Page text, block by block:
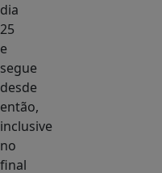
dia
25
e
segue
desde
então,
inclusive
no
final